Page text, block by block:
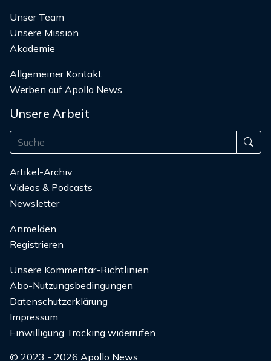
Unser Team
Unsere Mission
Akademie
Allgemeiner Kontakt
Werben auf Apollo News
Unsere Arbeit
Artikel-Archiv
Videos & Podcasts
Newsletter
Anmelden
Registrieren
Unsere Kommentar-Richtlinien
Abo-Nutzungsbedingungen
Datenschutzerklärung
Impressum
Einwilligung Tracking widerrufen
© 2023 - 2026 Apollo News